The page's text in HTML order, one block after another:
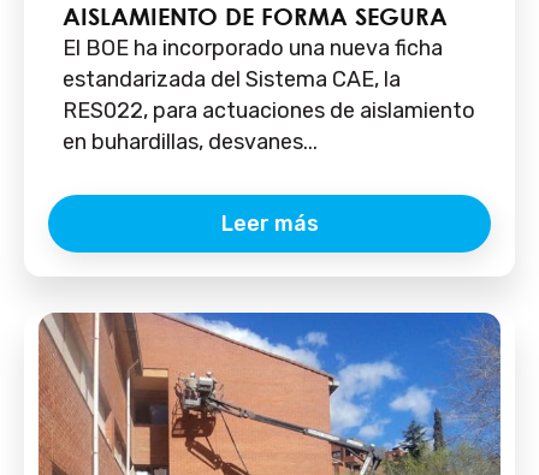
AISLAMIENTO DE FORMA SEGURA
El BOE ha incorporado una nueva ficha
estandarizada del Sistema CAE, la
RES022, para actuaciones de aislamiento
en buhardillas, desvanes...
Leer más